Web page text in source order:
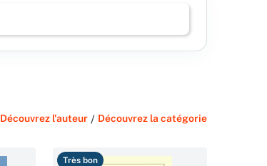
Découvrez l'auteur / Découvrez la catégorie
Très bon